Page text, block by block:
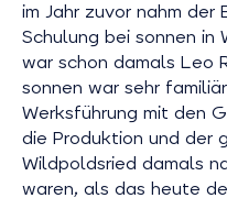
im Jahr zuvor nahm der
Schulung bei sonnen
war schon damals Leo
sonnen war sehr
Werksführung mit den
die Produktion und der
Wildpoldsried damals
waren, als das heute